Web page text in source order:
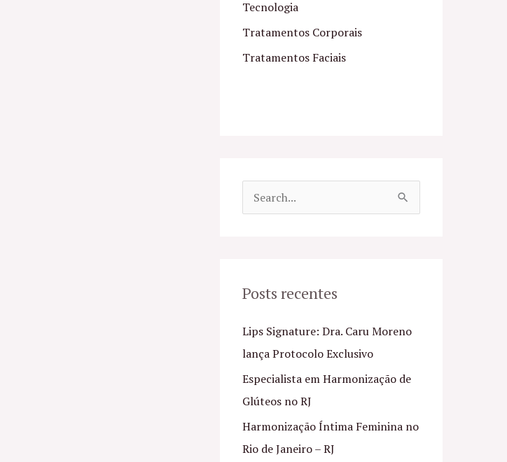
Tecnologia
Tratamentos Corporais
Tratamentos Faciais
u
s
a
r
p
o
r
Posts recentes
Lips Signature: Dra. Caru Moreno
lança Protocolo Exclusivo
Especialista em Harmonização de
Glúteos no RJ
Harmonização Íntima Feminina no
Rio de Janeiro – RJ